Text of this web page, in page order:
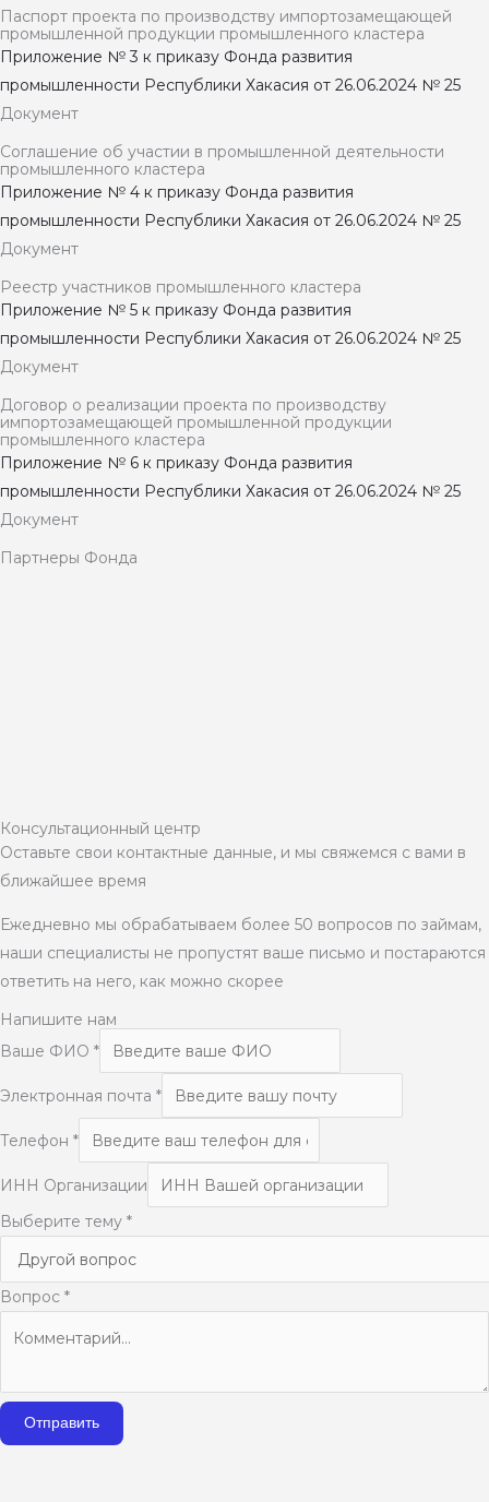
Паспорт проекта по производству импортозамещающей
промышленной продукции промышленного кластера
Приложение № 3 к приказу Фонда развития
промышленности Республики Хакасия от 26.06.2024 № 25
Документ
Соглашение об участии в промышленной деятельности
промышленного кластера
Приложение № 4 к приказу Фонда развития
промышленности Республики Хакасия от 26.06.2024 № 25
Документ
Реестр участников промышленного кластера
Приложение № 5 к приказу Фонда развития
промышленности Республики Хакасия от 26.06.2024 № 25
Документ
Договор о реализации проекта по производству
импортозамещающей промышленной продукции
промышленного кластера
Приложение № 6 к приказу Фонда развития
промышленности Республики Хакасия от 26.06.2024 № 25
Документ
Партнеры Фонда
Консультационный центр
Оставьте свои контактные данные, и мы свяжемся с вами в
ближайшее время
Ежедневно мы обрабатываем более 50 вопросов по займам,
наши специалисты не пропустят ваше письмо и постараются
ответить на него, как можно скорее
Напишите нам
Ваше ФИО *
Электронная почта *
Телефон *
ИНН Организации
Выберите тему *
Вопрос *
Отправить